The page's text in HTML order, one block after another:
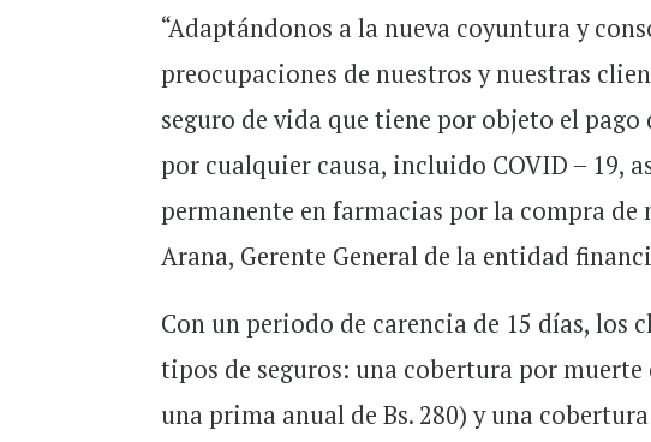
“Adaptándonos a la nueva coyuntura y
preocupaciones de nuestros y nuestras
seguro de vida que tiene por objeto el
por cualquier causa, incluido COVID – 19,
permanente en farmacias por la compra de
Arana, Gerente General de la entidad
Con un periodo de carencia de 15 días, los
tipos de seguros: una cobertura por muerte
una prima anual de Bs. 280) y una